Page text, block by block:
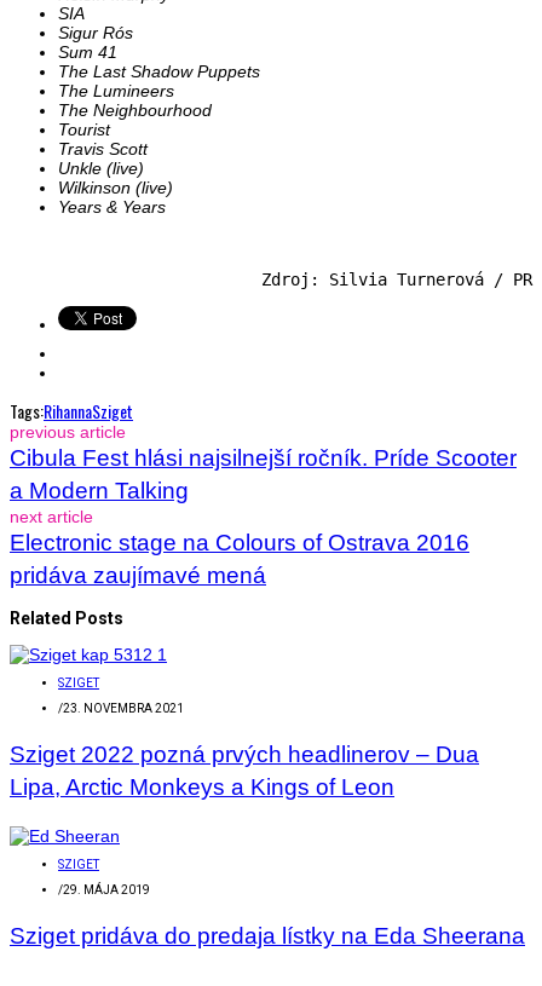
SIA
Sigur Rós
Sum 41
The Last Shadow Puppets
The Lumineers
The Neighbourhood
Tourist
Travis Scott
Unkle (live)
Wilkinson (live)
Years & Years
Zdroj: Silvia Turnerová / PR
Tags:RihannaSziget
previous article
Cibula Fest hlási najsilnejší ročník. Príde Scooter
a Modern Talking
next article
Electronic stage na Colours of Ostrava 2016
pridáva zaujímavé mená
Related Posts
SZIGET
/23. NOVEMBRA 2021
Sziget 2022 pozná prvých headlinerov – Dua
Lipa, Arctic Monkeys a Kings of Leon
SZIGET
/29. MÁJA 2019
Sziget pridáva do predaja lístky na Eda Sheerana